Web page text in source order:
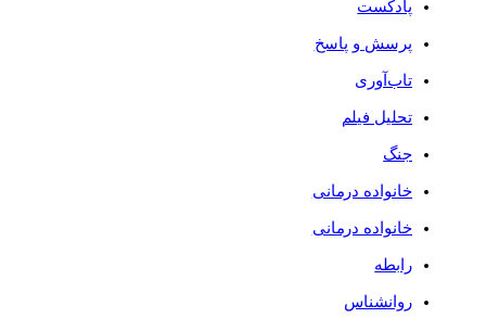
پادکست
پرسش و پاسخ
تاب‌آوری
تحلیل فیلم
جنگ
خانواده درمانی
خانواده درمانی
رابطه
روانشناس